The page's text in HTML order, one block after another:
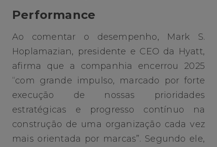
Performance
Ao comentar o desempenho, Mark S.
Hoplamazian, presidente e CEO da Hyatt,
afirma que a companhia encerrou 2025
“com grande impulso, marcado por forte
execução de nossas prioridades
estratégicas e progresso contínuo na
construção de uma organização cada vez
mais orientada por marcas”. Segundo ele,